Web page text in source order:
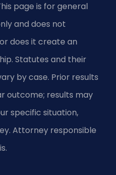
page is for general
and does not
does it create an
Statutes and their
by case. Prior results
outcome; results may
specific situation,
Attorney responsible